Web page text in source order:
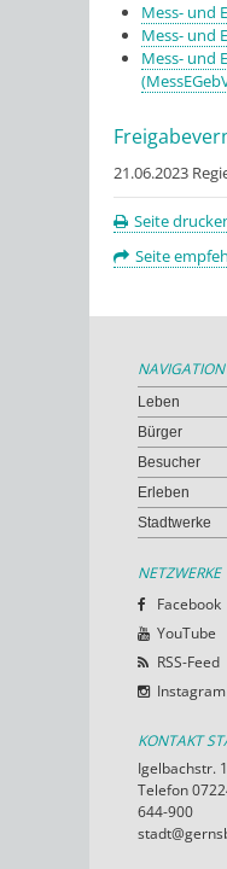
Mess- und
Mess- und
Mess- und
21.06.2023
Seite
Seite
NAVIGATION
Leben
Bürger
Besucher
Erleben
Stadtwerke
NETZWERKE
Facebook
YouTube
RSS-Feed
Instagram
KONTAKT
Igelbachstr.
Telefon
644-900